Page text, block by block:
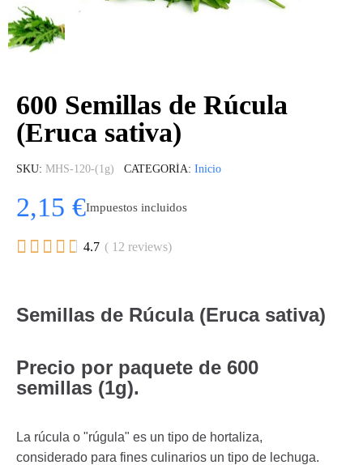
600 Semillas de Rúcula
(Eruca sativa)
SKU MHS-120-(1g) CATEGORÍA Inicio
2,15 €Impuestos incluidos
     4.7 ( 12 reviews)
Semillas de Rúcula (Eruca sativa)
Precio por paquete de 600
semillas (1g).
La rúcula o "rúgula" es un tipo de hortaliza,
considerado para fines culinarios un tipo de lechuga.